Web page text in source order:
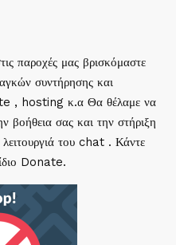
παροχές μας βρισκόμαστε
συντήρησης και
, hosting κ.α Θα θέλαμε να
βοήθεια σας και την στήριξη
του chat . Κάντε
Donate.